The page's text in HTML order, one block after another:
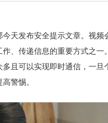
今天发布安全提示文章。视
、传递信息的重要方式之
且可以实现即时通信，一
警惕。